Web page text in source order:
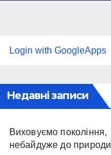
Login with GoogleApps
Недавні записи
Виховуємо покоління,
небайдуже до природи